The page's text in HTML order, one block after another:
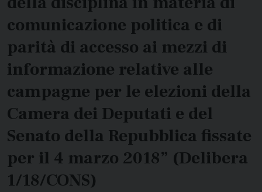
comunicazione politica e di
parità di accesso ai mezzi di
informazione relative alle
campagne per le elezioni della
Camera dei Deputati e del
Senato della Repubblica fissate
per il 4 marzo 2018” (Delibera
1/18/CONS)